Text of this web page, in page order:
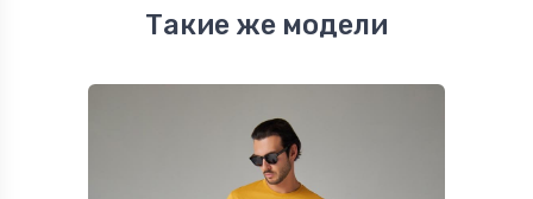
Такие же модели